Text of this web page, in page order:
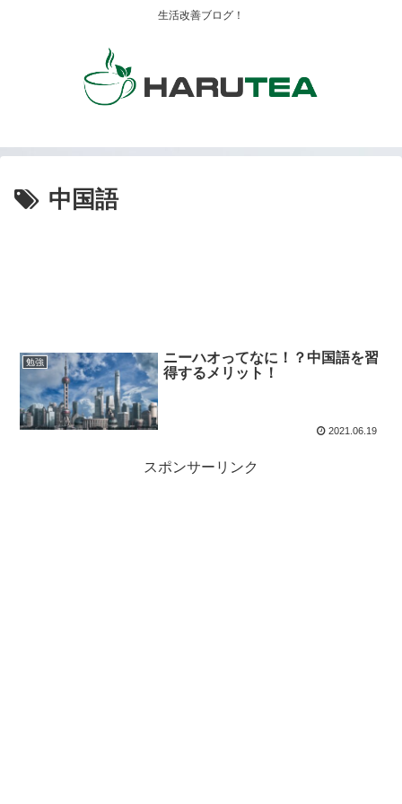
生活改善ブログ！
中国語
勉強
ニーハオってなに！？中国語を習
得するメリット！
2021.06.19
スポンサーリンク